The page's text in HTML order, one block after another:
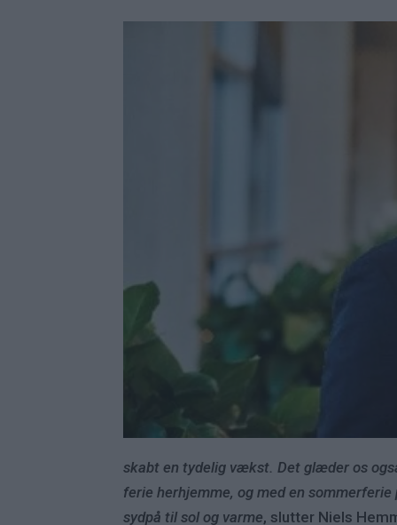
skabt en tydelig vækst. Det glæder os
ferie herhjemme, og med en
sydpå til sol og varme, slutter Niels